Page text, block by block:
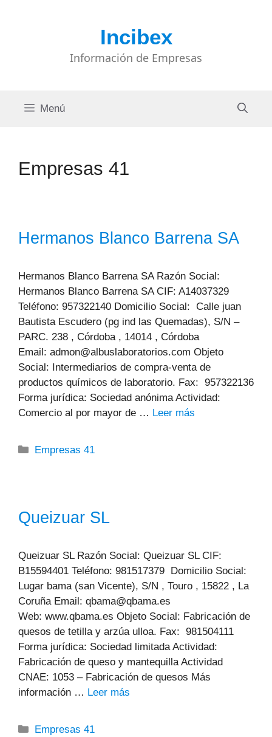
Incibex
Información de Empresas
Menú
Empresas 41
Hermanos Blanco Barrena SA
Hermanos Blanco Barrena SA Razón Social:
Hermanos Blanco Barrena SA CIF: A14037329
Teléfono: 957322140 Domicilio Social: Calle juan
Bautista Escudero (pg ind las Quemadas), S/N –
PARC. 238 , Córdoba , 14014 , Córdoba
Email: admon@albuslaboratorios.com Objeto
Social: Intermediarios de compra-venta de
productos químicos de laboratorio. Fax: 957322136
Forma jurídica: Sociedad anónima Actividad:
Comercio al por mayor de … Leer más
Categorías
Empresas 41
Queizuar SL
Queizuar SL Razón Social: Queizuar SL CIF:
B15594401 Teléfono: 981517379 Domicilio Social:
Lugar bama (san Vicente), S/N , Touro , 15822 , La
Coruña Email: qbama@qbama.es
Web: www.qbama.es Objeto Social: Fabricación de
quesos de tetilla y arzúa ulloa. Fax: 981504111
Forma jurídica: Sociedad limitada Actividad:
Fabricación de queso y mantequilla Actividad
CNAE: 1053 – Fabricación de quesos Más
información … Leer más
Categorías
Empresas 41